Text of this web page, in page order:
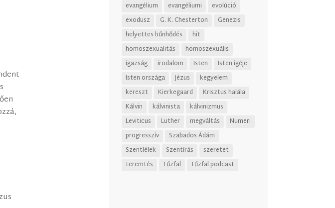
evangélium
evangéliumi
evolúció
exodusz
G. K. Chesterton
Genezis
helyettes bűnhődés
hit
homoszexualitás
homoszexuális
igazság
irodalom Isten
Isten igéje
Isten országa
Jézus
kegyelem
kereszt
Kierkegaard
Krisztus halála
Kálvin
kálvinista
kálvinizmus
Leviticus
Luther megváltás
Numeri
progresszív
Szabados Ádám
Szentlélek
Szentírás
szeretet
teremtés
Tűzfal Tűzfal podcast